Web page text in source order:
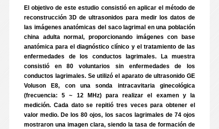
El objetivo de este estudio consistió en aplicar el método de
reconstrucción 3D de ultrasonidos para medir los datos de
las imágenes anatómicas del saco lagrimal en una población
china adulta normal, proporcionando imágenes con base
anatómica para el diagnóstico clínico y el tratamiento de las
enfermedades de los conductos lagrimales. La muestra
consistió en 80 voluntarios sin enfermedades de los
conductos lagrimales. Se utilizó el aparato de ultrasonido GE
Voluson E8, con una sonda intracavitaria ginecológica
(frecuencia: 5 ~ 12 MHz) para realizar el examen y la
medición. Cada dato se repitió tres veces para obtener el
valor medio. De los 80 ojos, los sacos lagrimales de 74 ojos
mostraron una imagen clara, siendo la tasa de formación de